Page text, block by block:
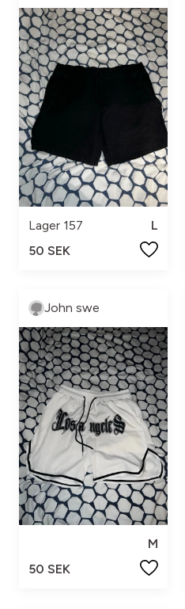
Lager 157
L
50 SEK
John swe
M
50 SEK